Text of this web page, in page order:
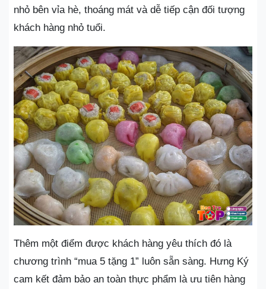
nhỏ bên vỉa hè, thoáng mát và dễ tiếp cận đối tượng
khách hàng nhỏ tuổi.
Thêm một điểm được khách hàng yêu thích đó là
chương trình “mua 5 tặng 1” luôn sẵn sàng. Hưng Ký
cam kết đảm bảo an toàn thực phẩm là ưu tiên hàng